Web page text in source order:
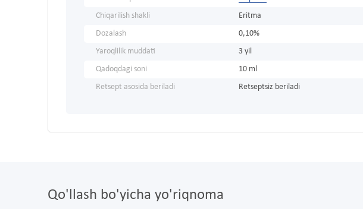
Chiqarilish shakli
Eritma
Dozalash
0,10%
Yaroqlilik muddati
3 yil
Qadoqdagi soni
10 ml
Retsept asosida beriladi
Retseptsiz beriladi
Qo'llash bo'yicha yo'riqnoma